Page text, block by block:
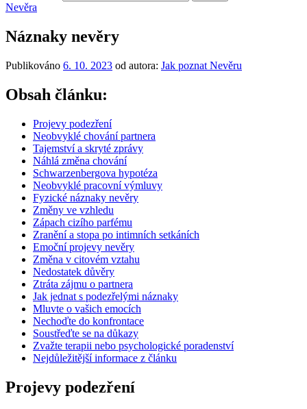
Nevěra
Náznaky nevěry
Publikováno 6. 10. 2023 od autora: Jak poznat Nevěru
Obsah článku:
Projevy podezření
Neobvyklé chování partnera
Tajemství a skryté zprávy
Náhlá změna chování
Schwarzenbergova hypotéza
Neobvyklé pracovní výmluvy
Fyzické náznaky nevěry
Změny ve vzhledu
Zápach cizího parfému
Zranění a stopa po intimních setkáních
Emoční projevy nevěry
Změna v citovém vztahu
Nedostatek důvěry
Ztráta zájmu o partnera
Jak jednat s podezřelými náznaky
Mluvte o vašich emocích
Nechoďte do konfrontace
Soustřeďte se na důkazy
Zvažte terapii nebo psychologické poradenství
Nejdůležitější informace z článku
Projevy podezření